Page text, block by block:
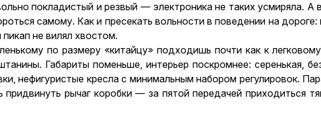
покладистый и резвый — электроника не таких усмиряла. А
самому. Как и пресекать вольности в поведении на
не вилял хвостом.
по размеру «китайцу» подходишь почти как к
Габариты поменьше, интерьер поскромнее: серенькая,
нефигуристые кресла с минимальным набором регулировок.
рычаг коробки — за пятой передачей приходиться